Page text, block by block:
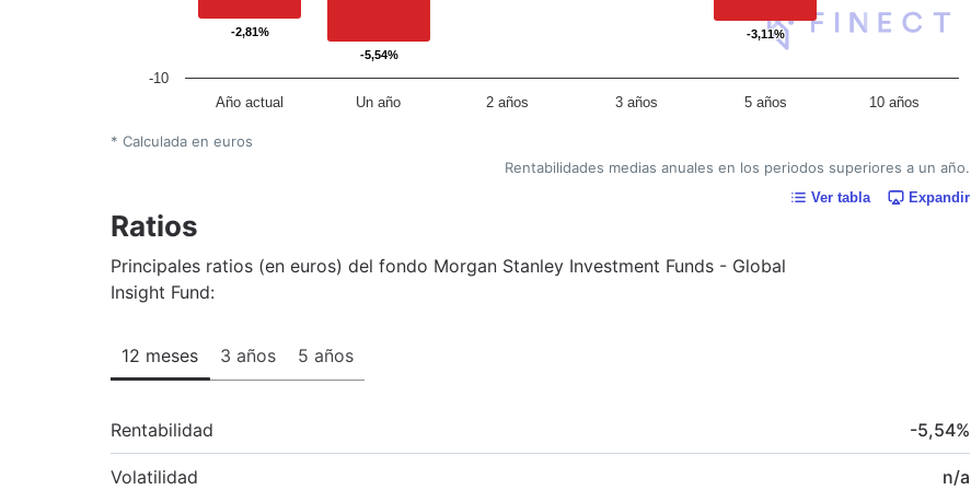
-2,81%
-2,81%
-5,54%
-5,54%
-3,11%
-3,11%
Año actual Un año 2 años 3 años 5 años 10 años
-10
* Calculada en euros
Rentabilidades medias anuales en los periodos superiores a un año.
Ver tabla Expandir
Ratios
Principales ratios (en euros) del fondo Morgan Stanley Investment Funds - Global
Insight Fund:
12 meses 3 años 5 años
Rentabilidad -5,54%
Volatilidad n/a